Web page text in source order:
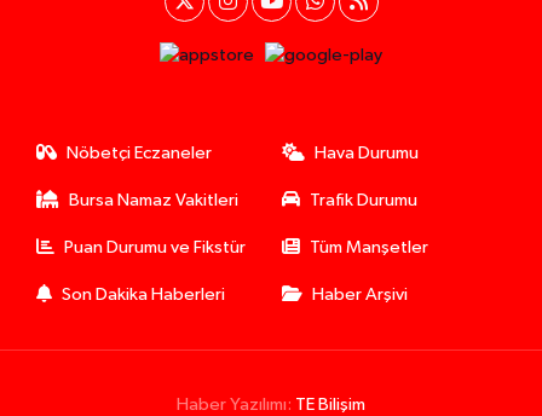
Nöbetçi Eczaneler Hava Durumu
Bursa Namaz Vakitleri Trafik Durumu
Puan Durumu ve Fikstür Tüm Manşetler
Son Dakika Haberleri Haber Arşivi
Haber Yazılımı: TE Bilişim